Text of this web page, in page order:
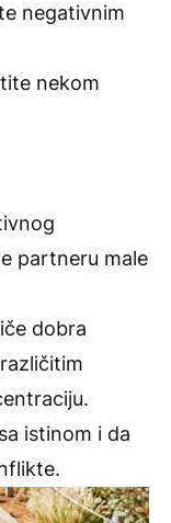
negativnim
nekom
partneru male
dobra
istinom i da